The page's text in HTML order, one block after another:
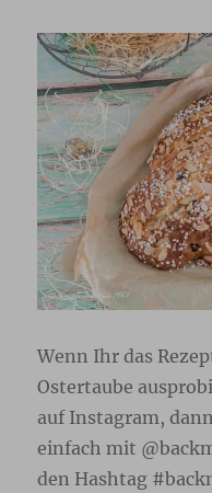
Wenn Ihr das
Ostertaube
auf Instagram,
einfach mit
den Hashtag